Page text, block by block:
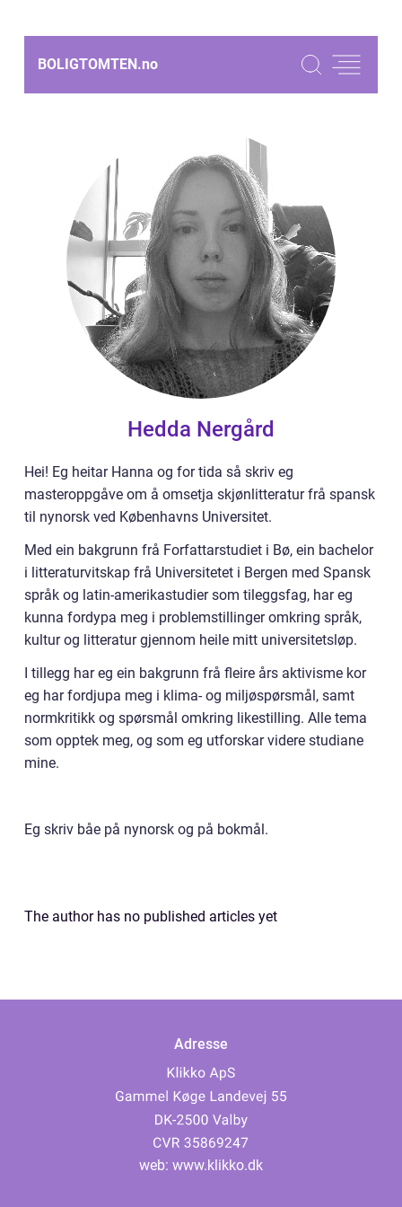
BOLIGTOMTEN.no
Hedda Nergård
Hei! Eg heitar Hanna og for tida så skriv eg
masteroppgåve om å omsetja skjønlitteratur frå spansk
til nynorsk ved Københavns Universitet.
Med ein bakgrunn frå Forfattarstudiet i Bø, ein bachelor
i litteraturvitskap frå Universitetet i Bergen med Spansk
språk og latin-amerikastudier som tileggsfag, har eg
kunna fordypa meg i problemstillinger omkring språk,
kultur og litteratur gjennom heile mitt universitetsløp.
I tillegg har eg ein bakgrunn frå fleire års aktivisme kor
eg har fordjupa meg i klima- og miljøspørsmål, samt
normkritikk og spørsmål omkring likestilling. Alle tema
som opptek meg, og som eg utforskar videre studiane
mine.
Eg skriv båe på nynorsk og på bokmål.
The author has no published articles yet
Adresse
web: www.klikko.dk